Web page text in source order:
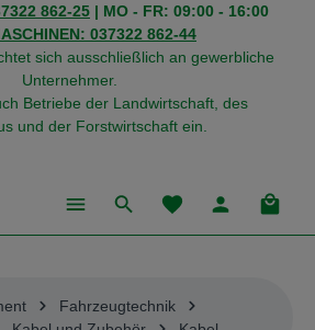
862-25 | MO - FR: 09:00 - 16:00
037322 862-44
sich ausschließlich an gewerbliche
Unternehmer.
Betriebe der Landwirtschaft, des
und der Forstwirtschaft ein.
Du hast 0
Fahrzeugtechnik